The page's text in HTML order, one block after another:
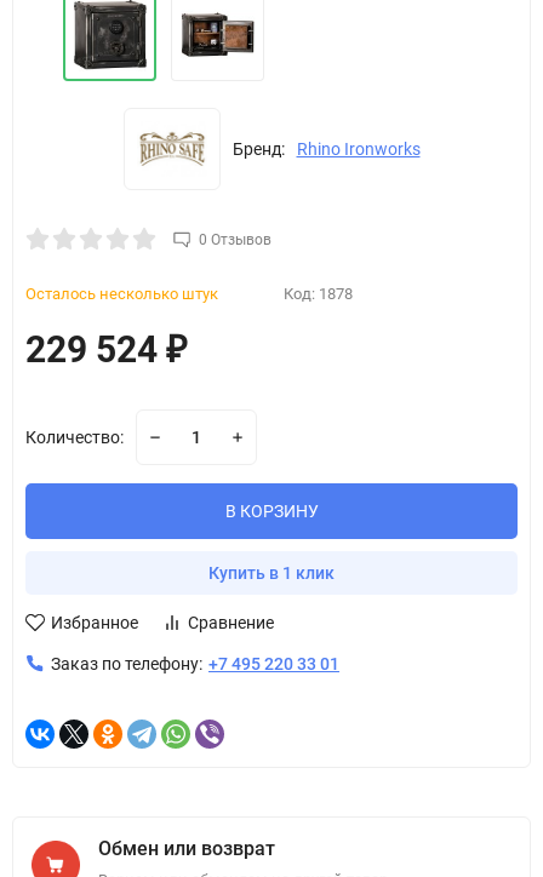
Бренд: Rhino Ironworks
0 Отзывов
Осталось несколько штук Код: 1878
229 524 ₽
Количество:
В КОРЗИНУ
Купить в 1 клик
Избранное Сравнение
Заказ по телефону: +7 495 220 33 01
Обмен или возврат